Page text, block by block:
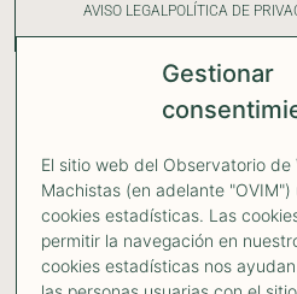
Gestionar
El sitio web del Observatorio
Machistas (en adelante
cookies estadísticas. Las
permitir la navegación en
cookies estadísticas nos
AVISO LEGAL POLÍTICA DE